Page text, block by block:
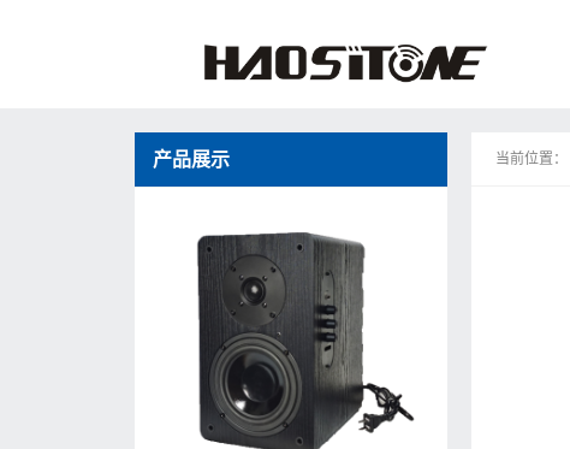
当前位置：
产品展示